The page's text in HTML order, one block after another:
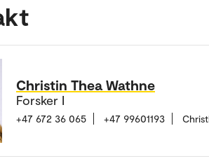
Christin Thea Wathne
Forsker I
+47 672 36 065 +47 99601193